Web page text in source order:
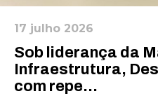
17 julho 2026
Sob liderança da
Infraestrutura,
com repe...